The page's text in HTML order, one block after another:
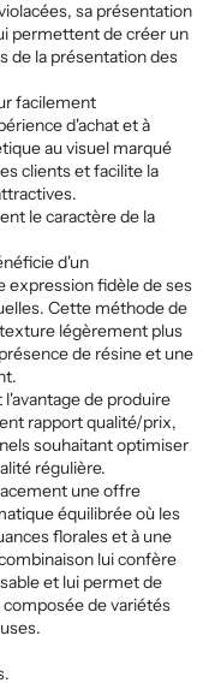
sa présentation
permettent de créer un
de la présentation des
facilement
d'achat et à
au visuel marqué
clients et facilite la
le caractère de la
d'un
expression fidèle de ses
Cette méthode de
légèrement plus
de résine et une
de produire
rapport qualité/prix,
souhaitant optimiser
régulière.
une offre
équilibrée où les
florales et à une
lui confère
et lui permet de
de variétés